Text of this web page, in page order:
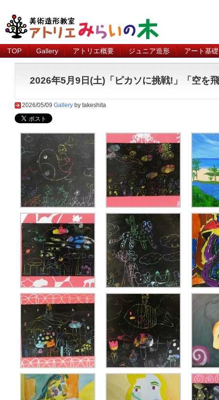
TOP Gallery アトリエ概要 ジュニア造形 アート基礎
2026年5月9日(土)「ピカソに挑戦!」「空を
2026/05/09 Gallery by takeshita